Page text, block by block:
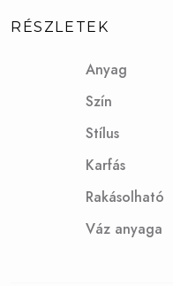
RÉSZLETEK
Anyag
Szín
Stílus
Karfás
Rakásolható
Váz anyaga